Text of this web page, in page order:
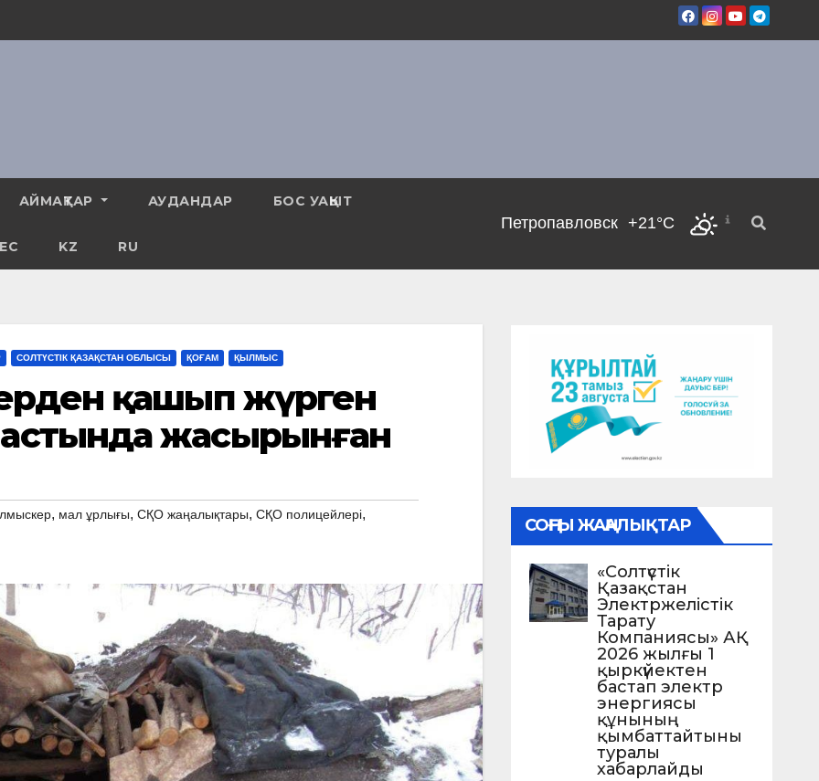
АЙМАҚТАР АУДАНДАР БОС УАҚЫТ
KZ RU
Петропавловск +21°C
СОЛТҮСТІК ҚАЗАҚСТАН ОБЛЫСЫ ҚОҒАМ ҚЫЛМЫС
қашып жүрген
жасырынған
, мал ұрлығы, СҚО жаңалықтары, СҚО полицейлері,
СОҢҒЫ ЖАҢАЛЫҚТАР
«Солтүстік
Қазақстан
Электржелістік
Тарату
Компаниясы» АҚ
2026 жылғы 1
қыркүйектен
бастап электр
энергиясы
құнының
қымбаттайтыны
туралы
хабарлайды